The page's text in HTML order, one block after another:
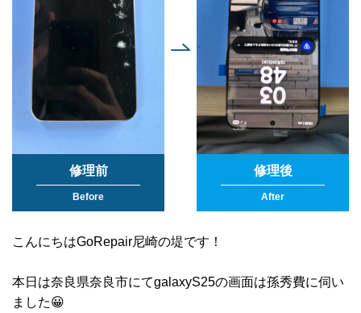
修理前
Before
修理後
After
こんにちはGoRepair尼崎の堤です！
本日は奈良県奈良市にてgalaxyS25の画面は孫秀費に伺い
ました😀